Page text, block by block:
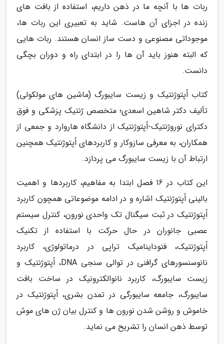
ربات ها با آنچه ما در ذهن داریم، استفاده از بافت های
زنده در اجزای آن هاست. شاید به تعبیری این ربات ها،
موجوداتی مصنوعی و دست ساز انسان هستند. ربات هایی
که البته هنوز باید آن ها را در ابتدای راه و دوران بچگی
دانست.
کتاب اُپتوژنتیک و زیست سایبورگ (ماشین های مولکولی)
تألیف دکتر شاهین اسعدی؛ متخصص ژنتیک پزشکی و فوق
دکترای نوروژنتیک-اُپتوژنتیک از دانشگاه هاروارد و جمعی از
همکاران، به معرفی سازوکار و کاربردهای اُپتوژنتیک همچنین
ارتباط آن با زیست سایبورگ می پردازد.
این کتاب در 16 فصل ابتدا به مفاهیم، کاربردها و اهمیت
بالینی اُپتوژنتیک اشاره و در ادامه موضوعاتی همچون کاربرد
اُپتوژنتیک در ثبت سیگنال تک واحدی نورون، کنترل سیستم
عصبی جانوران در حال حرکت با استفاده از تکنیک
اُپتوژنتیک، فتوداینامیک تراپی در درماتولوژی، کاربرد
نانوسنسورهای گرافنی در توالی سنجی DNA، اُپتوژنتیک و
زیست سایبورگ، کاربرد نانوالکترونیک در ساخت بافت
سایبورگ، جامعه سایبورگی در تمدن بشری، اُپتوژنتیک در
خاموش و روشن شدن نورون ها و کنترل بیان ژن های موش
توسط ذهن انسان را تشریح می نماید.